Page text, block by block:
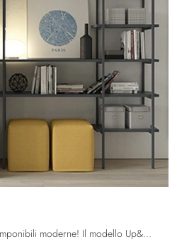
Clicca e scopri le Librerie componibili moderne! Il modello Up&Up Golf A105 Colombini Casa saprà completare un living operativo e pratico.